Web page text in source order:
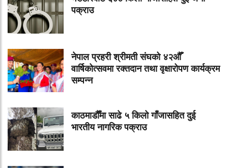
पक्राउ
नेपाल प्रहरी श्रीमती संघको ४२औँ
वार्षिकोत्सवमा रक्तदान तथा वृक्षारोपण कार्यक्रम
सम्पन्न
काठमाडौँमा साढे ५ किलो गाँजासहित दुई
भारतीय नागरिक पक्राउ